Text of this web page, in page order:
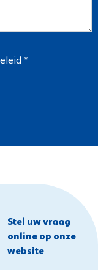
*
Stel uw vraag
online op onze
website